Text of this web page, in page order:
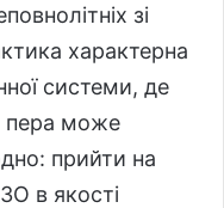
зі
характерна
системи, де
пера може
прийти на
в якості